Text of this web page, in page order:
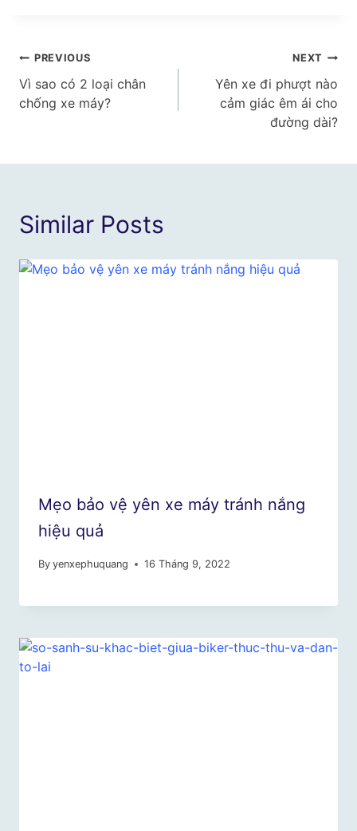
Điều
hướng
viết
PREVIOUS
Vì sao có 2 loại chân
chống xe máy?
NEXT
Yên xe đi phượt nào
cảm giác êm ái cho
đường dài?
Similar Posts
Mẹo bảo vệ yên xe máy tránh nắng
hiệu quả
By yenxephuquang 16 Tháng 9, 2022